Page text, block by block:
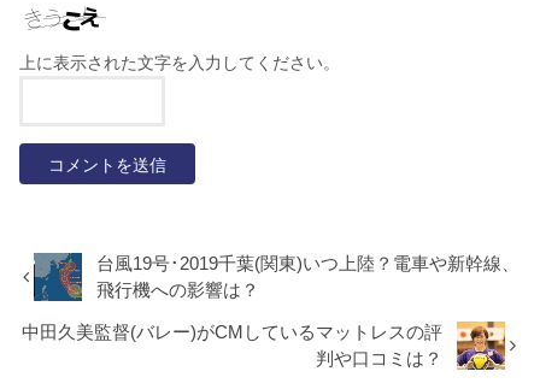
上に表示された文字を入力してください。
台風19号･2019千葉(関東)いつ上陸？電車や新幹線、
飛行機への影響は？
中田久美監督(バレー)がCMしているマットレスの評
判や口コミは？